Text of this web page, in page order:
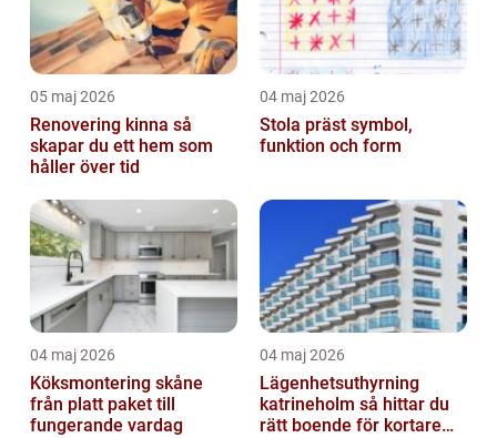
05 maj 2026
Renovering kinna så
skapar du ett hem som
håller över tid
04 maj 2026
Stola präst symbol,
funktion och form
04 maj 2026
Köksmontering skåne
från platt paket till
fungerande vardag
04 maj 2026
Lägenhetsuthyrning
katrineholm så hittar du
rätt boende för kortare